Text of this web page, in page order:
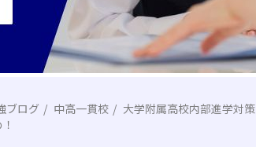
ブログ 中高一貫校
大学附属高校内部進学対策